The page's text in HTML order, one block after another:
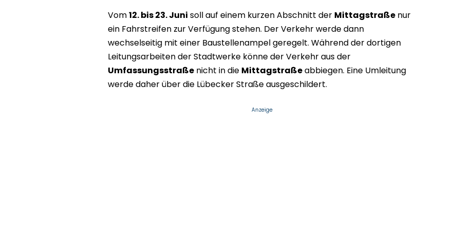
Vom12. bis 23. Juni soll auf einem kurzen Abschnitt der Mittagstraße nur
ein Fahrstreifen zur Verfügung stehen. Der Verkehr werde dann
wechselseitig mit einer Baustellenampel geregelt. Während der dortigen
Leitungsarbeiten der Stadtwerke könne der Verkehr aus der
Umfassungsstraße nicht in die Mittagstraßeabbiegen. Eine Umleitung
werde daher über die Lübecker Straße ausgeschildert.
Anzeige